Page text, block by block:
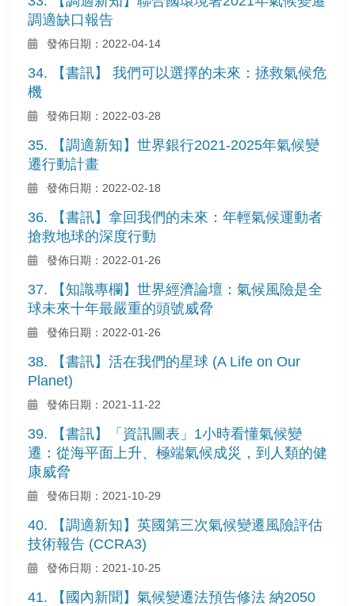
調適缺口報告
發佈日期：2022-04-14
34. 【書訊】 我們可以選擇的未來：拯救氣候危
機
發佈日期：2022-03-28
35. 【調適新知】世界銀行2021-2025年氣候變
遷行動計畫
發佈日期：2022-02-18
36. 【書訊】拿回我們的未來：年輕氣候運動者
搶救地球的深度行動
發佈日期：2022-01-26
37. 【知識專欄】世界經濟論壇：氣候風險是全
球未來十年最嚴重的頭號威脅
發佈日期：2022-01-26
38. 【書訊】活在我們的星球 (A Life on Our
Planet)
發佈日期：2021-11-22
39. 【書訊】「資訊圖表」1小時看懂氣候變
遷：從海平面上升、極端氣候成災，到人類的健
康威脅
發佈日期：2021-10-29
40. 【調適新知】英國第三次氣候變遷風險評估
技術報告 (CCRA3)
發佈日期：2021-10-25
41. 【國內新聞】氣候變遷法預告修法 納2050